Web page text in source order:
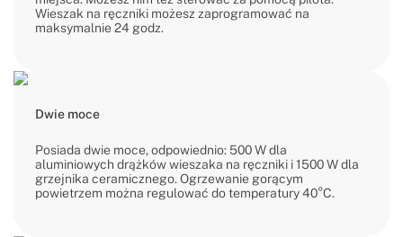
Wieszak na ręczniki możesz zaprogramować na
maksymalnie 24 godz.
Dwie moce
Posiada dwie moce, odpowiednio: 500 W dla
aluminiowych drążków wieszaka na ręczniki i 1500 W dla
grzejnika ceramicznego. Ogrzewanie gorącym
powietrzem można regulować do temperatury 40°C.